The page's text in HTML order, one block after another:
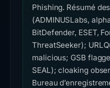
Phishing. Résumé
(ADMINUSLabs,
BitDefender, ESET,
ThreatSeeker);
malicious; GSB
SEAL); cloaking
Bureau